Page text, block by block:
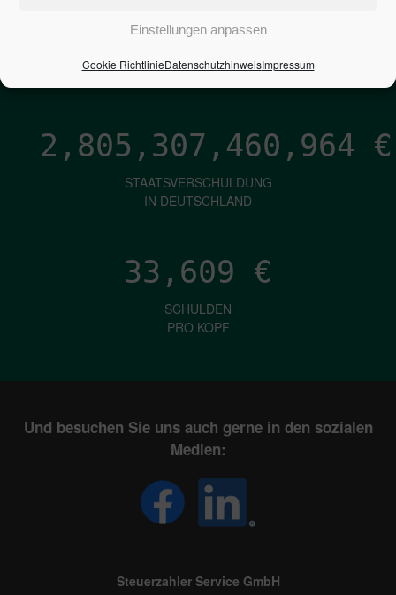
Einstellungen anpassen
Cookie RichtlinieDatenschutzhinweisImpressum
1,601€
PRO SEKUNDE
2,805,307,462,233 €
STAATSVERSCHULDUNG
IN DEUTSCHLAND
33,609 €
SCHULDEN
PRO KOPF
Und besuchen Sie uns auch gerne in den sozialen
Medien:
Steuerzahler Service GmbH